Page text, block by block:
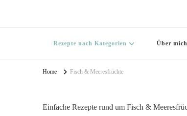
Rezepte nach Kategorien Über mich
Home Fisch & Meeresfrüchte
Einfache Rezepte rund um Fisch &